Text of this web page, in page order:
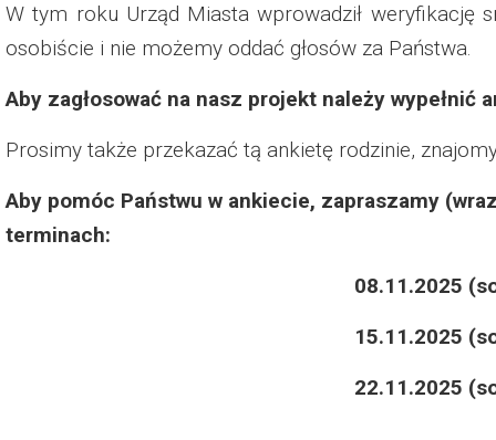
Dzień Działkowca 2025
W tym roku Urząd Miasta wprowadził weryfikację
osobiście i nie możemy oddać głosów za Państwa.
Aby zagłosować na nasz projekt należy wypełnić
Prosimy także przekazać tą ankietę rodzinie,
Aby pomóc Państwu w ankiecie, zapraszamy
terminach:
08.11.2025
15.11.2025
22.11.2025